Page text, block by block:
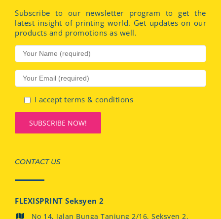
Subscribe to our newsletter program to get the
latest insight of printing world. Get updates on our
products and promotions as well.
I accept terms & conditions
CONTACT US
FLEXISPRINT Seksyen 2
No 14, Jalan Bunga Tanjung 2/16, Seksyen 2,